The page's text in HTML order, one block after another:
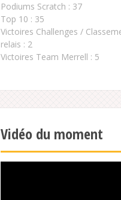
Podiums Scratch : 37
Top 10 : 35
Victoires Challenges /
relais : 2
Victoires Team Merrell : 5
Vidéo du moment